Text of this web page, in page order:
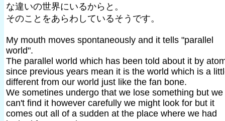
な違いの世界にいるからと。
そのことをあらわしているそうです。
My mouth moves spontaneously and it tells "parallel
world".
The parallel world which has been told about it by
since previous years mean it is the world which is a
different from our world just like the fan bone.
We sometines undergo that we lose something but we
can't find it however carefully we might look for but it
comes out all of a sudden at the place where we had